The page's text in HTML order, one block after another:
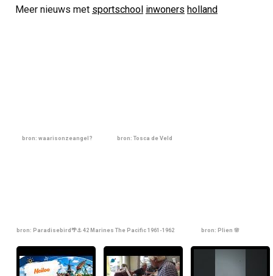
Meer nieuws met sportschool inwoners holland
bron: waarisonzeangel? bron: Tosca de Veld
bron: Paradisebird🌴⚓️ 42 Marines The Pacific 1961-1962 bron: Plien 🌸